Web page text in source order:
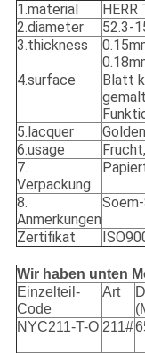
1.material
2.diameter
52.3-
3.thickness
4.surface
Blatt
5.lacquer
6.usage
7.
Verpackung
8.
Anmerkungen
Zertifikat
Wir haben unten
Einzelteil-
Code
Art
NYC211-T-O 211#